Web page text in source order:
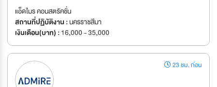
แอ็ดไมร คอนสตรัคชั่น
สถานที่ปฏิบัติงาน :นครราชสีมา
เงินเดือน(บาท) : 16,000 - 35,000
23 ชม. ก่อน